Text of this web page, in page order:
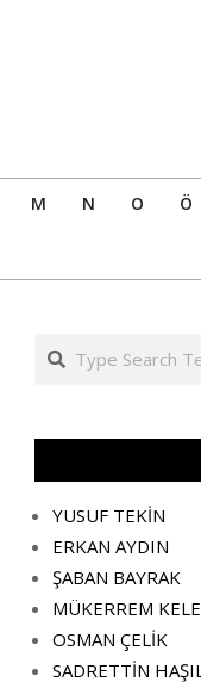
M N O Ö
Search
YUSUF TEKİN
ERKAN AYDIN
ŞABAN BAYRAK
MÜKERREM
OSMAN ÇELİK
SADRETTİN